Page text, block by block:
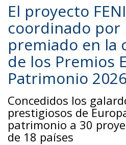
El proyecto
coordinado por
premiado en la
de los Premios
Patrimonio 2026
Concedidos los
prestigiosos de
patrimonio a 30
de 18 países